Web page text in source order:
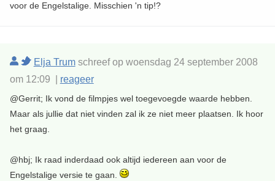
voor de Engelstalige. Misschien 'n tip!?
Elja Trumschreef op woensdag 24 september 2008
om 12:09 | reageer
@Gerrit; Ik vond de filmpjes wel toegevoegde waarde hebben.
Maar als jullie dat niet vinden zal ik ze niet meer plaatsen. Ik hoor
het graag.
@hbj; Ik raad inderdaad ook altijd iedereen aan voor de
Engelstalige versie te gaan.